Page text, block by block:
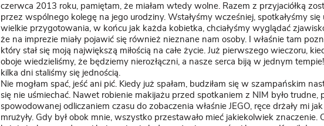
czerwca 2013 roku, pamiętam, że miałam wtedy wolne. Razem z przyjaciółką
przez wspólnego kolegę na jego urodziny. Wstałyśmy wcześniej, spotkałyśmy się
wielkie przygotowania, w końcu jak każda kobietka, chciałyśmy wyglądać
że na imprezie miały pojawić się również nieznane nam osoby. I właśnie tam
który stał się moją największą miłością na całe życie. Już pierwszego wieczoru,
oboje wiedzieliśmy, że będziemy nierozłączni, a nasze serca biją w jednym
kilka dni staliśmy się jednością.
Nie mogłam spać, jeść ani pić. Kiedy już spałam, budziłam się w szampańskim
się nie uśmiechać. Nawet robienie makijażu przed spotkaniem z NIM było trudne,
spowodowanej odliczaniem czasu do zobaczenia właśnie JEGO, ręce drżały mi jak
mrużyły. Gdy był obok mnie, wszystko przestawało mieć jakiekolwiek znaczenie.